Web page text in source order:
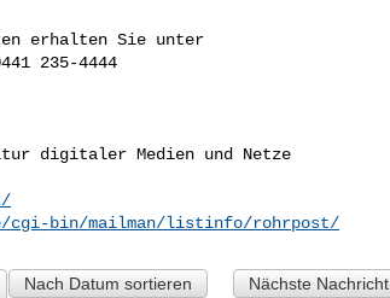
235-4444
digitaler Medien und Netze
cgi-bin/mailman/listinfo/rohrpost/
Nach Datum sortieren Nächste Nachricht